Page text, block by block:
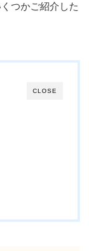
つかご紹介した
CLOSE